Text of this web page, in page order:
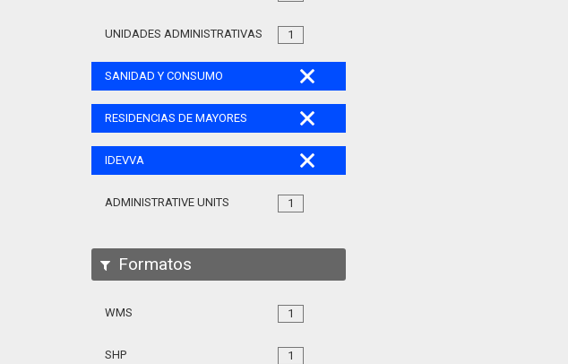
1
UNIDADES ADMINISTRATIVAS
SANIDAD Y CONSUMO
RESIDENCIAS DE MAYORES
IDEVVA
1
ADMINISTRATIVE UNITS
Formatos
1
WMS
1
SHP